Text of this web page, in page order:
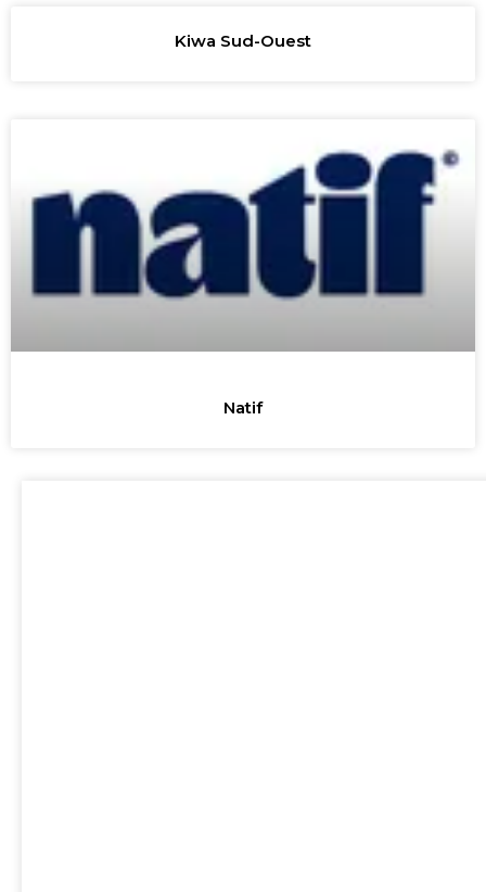
Kiwa Sud-Ouest
Natif